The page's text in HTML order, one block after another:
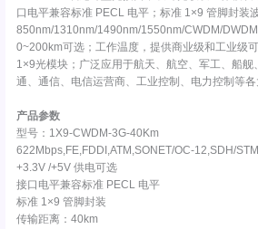
口电平兼容标准 PECL 电平；标准 1×9 管脚封装
850nm/1310nm/1490nm/1550nm/CWDM/DWDM
0~200km可选；工作温度，提供商业级和工业级
1×9光模块；广泛应用于航天、航空、军工、船
通、通信、电信运营商、工业控制、电力控制等各
产品参数
型号：1X9-CWDM-3G-40Km
622Mbps,FE,FDDI,ATM,SONET/OC-12,SDH/
+3.3V /+5V 供电可选
接口电平兼容标准 PECL 电平
标准 1×9 管脚封装
传输距离：40km